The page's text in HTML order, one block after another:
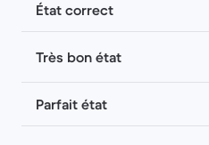
État correct
Très bon état
Parfait état